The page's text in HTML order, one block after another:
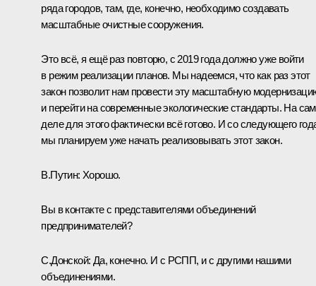
ряда городов, там, где, конечно, необходимо создавать
масштабные очистные сооружения.
Это всё, я ещё раз повторю, с 2019 года должно уже войти
в режим реализации планов. Мы надеемся, что как раз этот
закон позволит нам провести эту масштабную
и перейти на современные экологические стандарты. На
деле для этого фактически всё готово. И со следующего
мы планируем уже начать реализовывать этот закон.
В.Путин: Хорошо.
Вы в контакте с представителями объединений
предпринимателей?
С.Донской: Да, конечно. И с РСПП, и с другими нашими
объединениями.